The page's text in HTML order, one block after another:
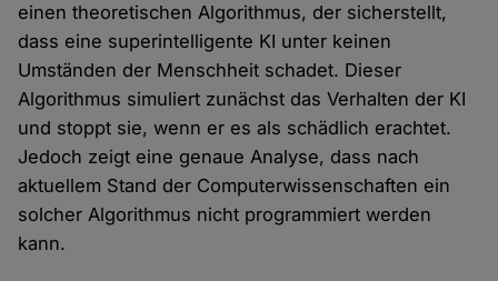
einen theoretischen Algorithmus, der sicherstellt,
dass eine superintelligente KI unter keinen
Umständen der Menschheit schadet. Dieser
Algorithmus simuliert zunächst das Verhalten der KI
und stoppt sie, wenn er es als schädlich erachtet.
Jedoch zeigt eine genaue Analyse, dass nach
aktuellem Stand der Computerwissenschaften ein
solcher Algorithmus nicht programmiert werden
kann.